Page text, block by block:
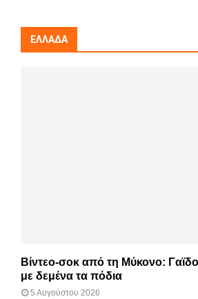
ΕΛΛΆΔΑ
Βίντεο-σοκ από τη Μύκονο:
με δεμένα τα πόδια
5 Αυγούστου 2026